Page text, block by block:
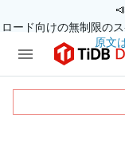
ード向けの無制限の
原文